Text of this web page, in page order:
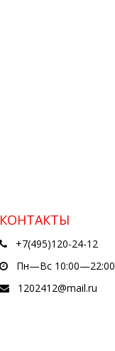
КОНТАКТЫ
+7(495)120-24-12
Пн—Вс 10:00—22:00
1202412@mail.ru